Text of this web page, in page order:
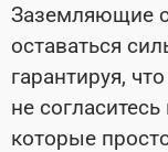
Заземляющие
оставаться
гарантируя,
не
которые